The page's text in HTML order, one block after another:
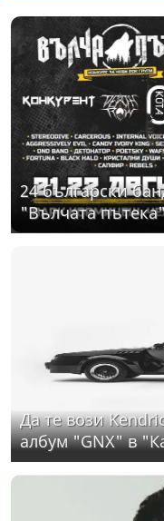
24 български
"Вълчата
Да те вози
албум "GNX" в